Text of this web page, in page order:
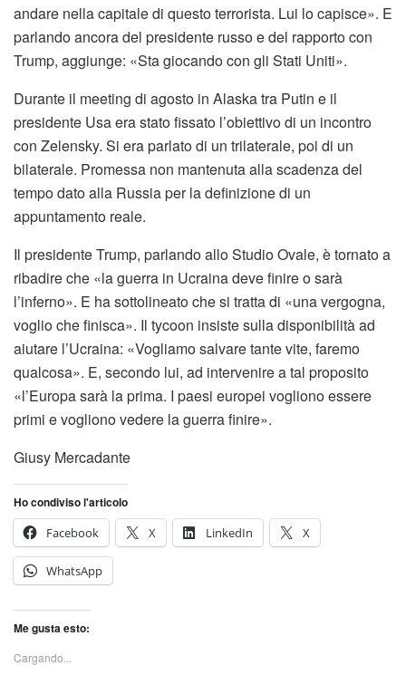
andare nella capitale di questo terrorista. Lui lo capisce». E
parlando ancora del presidente russo e del rapporto con
Trump, aggiunge: «Sta giocando con gli Stati Uniti».
Durante il meeting di agosto in Alaska tra Putin e il
presidente Usa era stato fissato l’obiettivo di un incontro
con Zelensky. Si era parlato di un trilaterale, poi di un
bilaterale. Promessa non mantenuta alla scadenza del
tempo dato alla Russia per la definizione di un
appuntamento reale.
Il presidente Trump, parlando allo Studio Ovale, è tornato a
ribadire che «la guerra in Ucraina deve finire o sarà
l’inferno». E ha sottolineato che si tratta di «una vergogna,
voglio che finisca». Il tycoon insiste sulla disponibilità ad
aiutare l’Ucraina: «Vogliamo salvare tante vite, faremo
qualcosa». E, secondo lui, ad intervenire a tal proposito
«l’Europa sarà la prima. I paesi europei vogliono essere
primi e vogliono vedere la guerra finire».
Giusy Mercadante
Ho condiviso l'articolo
Facebook
X LinkedIn X
WhatsApp
Me gusta esto:
Cargando...